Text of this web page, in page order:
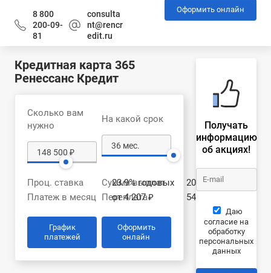
8 800
200-09-
81
consulta
nt@rencr
edit.ru
Оформить онлайн
Кредитная карта 365
Ренессанс Кредит
Сколько вам
нужно
На какой срок
Проц. ставка
23.9% годовых
Платеж в месяц
от 4 207 ₽
Сумма выплат
203 216 ₽
Переплата
54 716 ₽
График
платежей
Оформить
онлайн
Получать
информацию
об акциях!
Даю
согласие на
обработку
персональных
данных